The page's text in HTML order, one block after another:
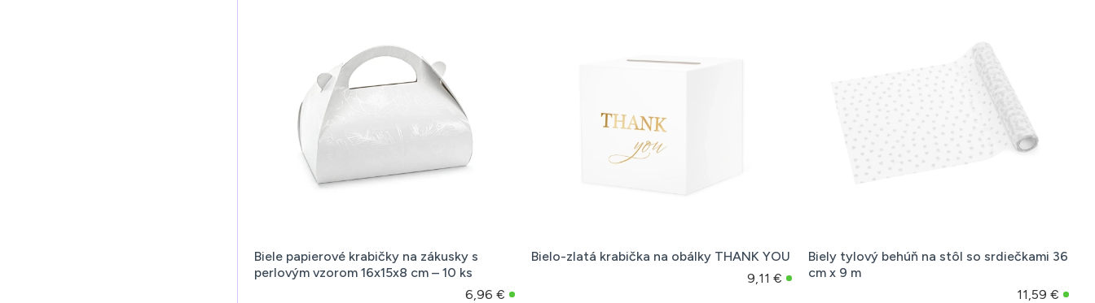
Biele papierové krabičky na zákusky s
perlovým vzorom 16x15x8 cm – 10 ks
6,96 €
Bielo-zlatá krabička na obálky THANK YOU
9,11 €
Biely tylový behúň na stôl so srdiečkami 36
cm x 9 m
11,59 €